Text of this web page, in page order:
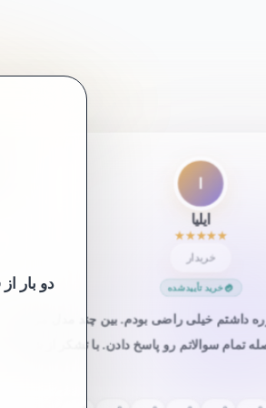
دو بار
ایلیا
★★★★★
خریدار
خرید تأییدشده
داشتم خیلی راضی بودم. بین چند مدل مردد
تمام سوالاتم رو پاسخ دادن. با تشکر از شما